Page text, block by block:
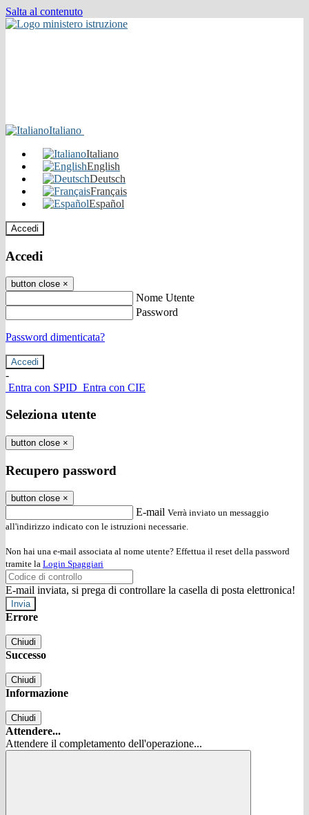
Salta al contenuto
Italiano
Italiano
English
Deutsch
Français
Español
Accedi
Accedi
button close ×
Nome Utente
Password
Password dimenticata?
-
Entra con SPID Entra con CIE
Seleziona utente
button close ×
Recupero password
button close ×
E-mail Verrà inviato un messaggio
all'indirizzo indicato con le istruzioni necessarie.
Non hai una e-mail associata al nome utente? Effettua il reset della password
tramite la Login Spaggiari
E-mail inviata, si prega di controllare la casella di posta elettronica!
Errore
Chiudi
Successo
Chiudi
Informazione
Chiudi
Attendere...
Attendere il completamento dell'operazione...